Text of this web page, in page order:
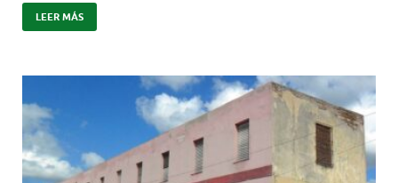
LEER MÁS